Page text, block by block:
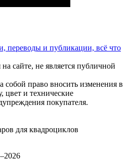
переводы и публикации, всё что
сайте, не является публичной
собой право вносить изменения в
цвет и технические
покупателя.
для квадроциклов